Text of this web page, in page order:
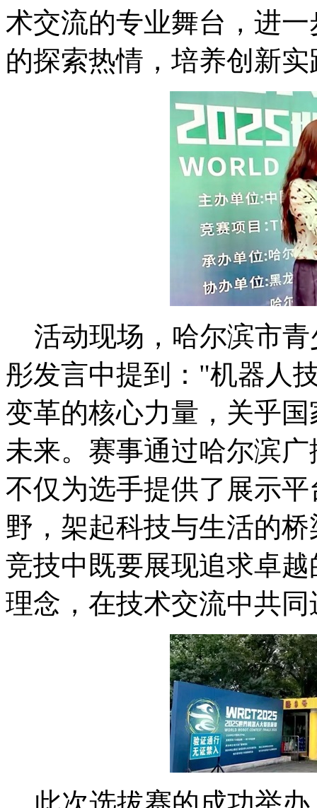
术交流的专业舞台，进
的探索热情，培养创新
活动现场，哈尔滨市青
彤发言中提到："机器人
变革的核心力量，关乎
未来。赛事通过哈尔滨
不仅为选手提供了展示
野，架起科技与生活的
竞技中既要展现追求卓
理念，在技术交流中共同